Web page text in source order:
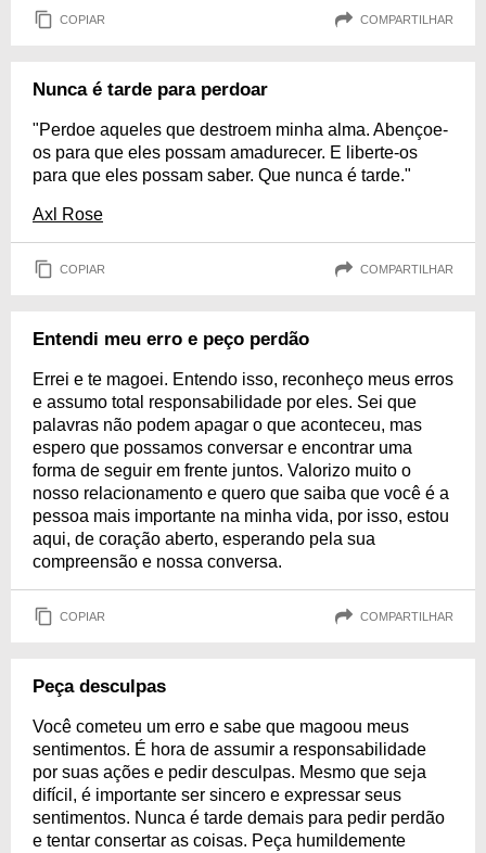
COPIAR COMPARTILHAR
Nunca é tarde para perdoar
"Perdoe aqueles que destroem minha alma. Abençoe-
os para que eles possam amadurecer. E liberte-os
para que eles possam saber. Que nunca é tarde."
Axl Rose
COPIAR COMPARTILHAR
Entendi meu erro e peço perdão
Errei e te magoei. Entendo isso, reconheço meus erros
e assumo total responsabilidade por eles. Sei que
palavras não podem apagar o que aconteceu, mas
espero que possamos conversar e encontrar uma
forma de seguir em frente juntos. Valorizo muito o
nosso relacionamento e quero que saiba que você é a
pessoa mais importante na minha vida, por isso, estou
aqui, de coração aberto, esperando pela sua
compreensão e nossa conversa.
COPIAR COMPARTILHAR
Peça desculpas
Você cometeu um erro e sabe que magoou meus
sentimentos. É hora de assumir a responsabilidade
por suas ações e pedir desculpas. Mesmo que seja
difícil, é importante ser sincero e expressar seus
sentimentos. Nunca é tarde demais para pedir perdão
e tentar consertar as coisas. Peça humildemente